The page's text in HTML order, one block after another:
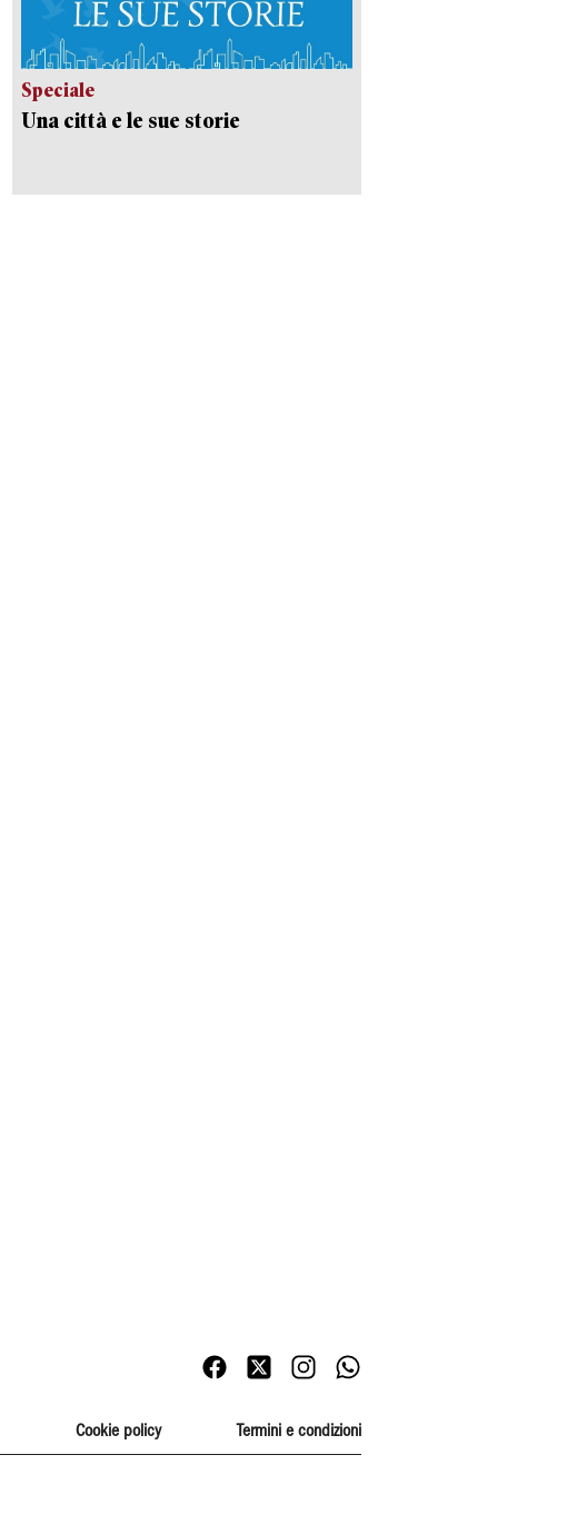
Speciale
Una città e le sue storie
Cookie policy Termini e condizioni